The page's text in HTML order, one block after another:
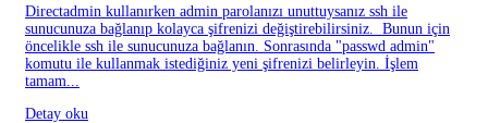
Directadmin kullanırken admin parolanızı unuttuysanız ssh ile
sunucunuza bağlanıp kolayca şifrenizi değiştirebilirsiniz. Bunun için
öncelikle ssh ile sunucunuza bağlanın. Sonrasında "passwd admin"
komutu ile kullanmak istediğiniz yeni şifrenizi belirleyin. İşlem
tamam...
Detay oku